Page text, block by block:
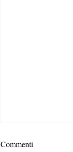
Commenti